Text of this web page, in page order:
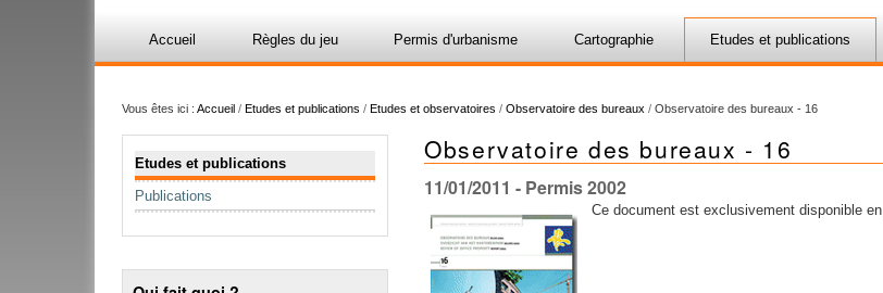
Accueil Règles du jeu Permis d'urbanisme Cartographie Etudes et publications
Vous êtes ici : Accueil / Etudes et publications / Etudes et observatoires / Observatoire des bureaux / Observatoire des bureaux - 16
Etudes et publications
Publications
Observatoire des bureaux - 16
11/01/2011 - Permis 2002
Ce document est exclusivement disponible en